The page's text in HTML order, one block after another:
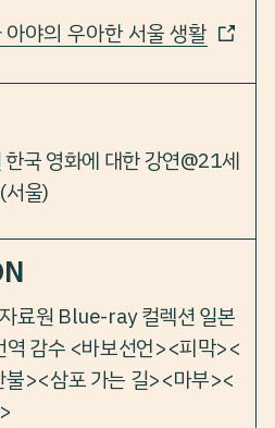
야의 우아한 서울 생활
국 영화에 대한 강연@21세
울)
료원 Blue-ray 컬렉션 일본
역 감수 <바보선언><피막><
><삼포 가는 길><마부><